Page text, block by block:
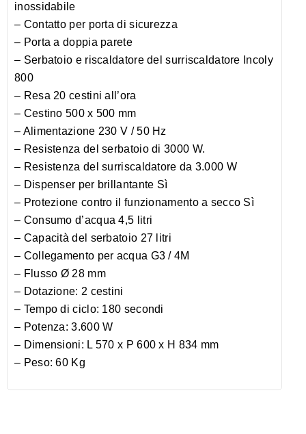
inossidabile
– Contatto per porta di sicurezza
– Porta a doppia parete
– Serbatoio e riscaldatore del surriscaldatore Incoly
800
– Resa 20 cestini all’ora
– Cestino 500 x 500 mm
– Alimentazione 230 V / 50 Hz
– Resistenza del serbatoio di 3000 W.
– Resistenza del surriscaldatore da 3.000 W
– Dispenser per brillantante Sì
– Protezione contro il funzionamento a secco Sì
– Consumo d’acqua 4,5 litri
– Capacità del serbatoio 27 litri
– Collegamento per acqua G3 / 4M
– Flusso Ø 28 mm
– Dotazione: 2 cestini
– Tempo di ciclo: 180 secondi
– Potenza: 3.600 W
– Dimensioni: L 570 x P 600 x H 834 mm
– Peso: 60 Kg